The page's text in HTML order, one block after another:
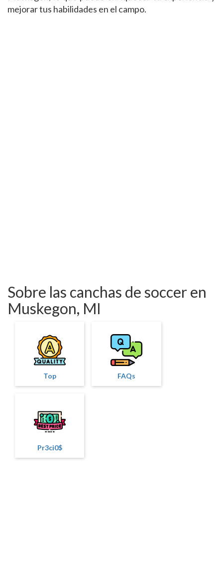
mejorar tus habilidades en el campo.
Sobre las canchas de soccer en
Muskegon, MI
Top FAQs
Pr3ci0$